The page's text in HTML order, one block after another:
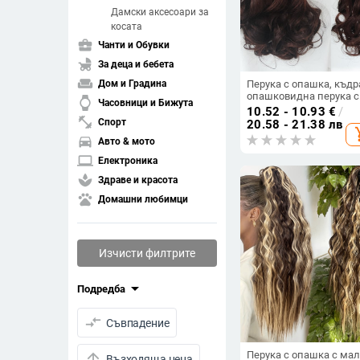
Дамски аксесоари за
косата
business_center Чанти и Обувки
child_friendly За деца и бебета
weekend Дом и Градина
watch Часовници и Бижута
fitness_center Спорт
directions_car Авто & мото
laptop Електроника
spa Здраве и красота
pets Домашни любимци
Изчисти филтрите
Подредба arrow_drop_down
compare_arrows Съвпадение
Перука с опашка,
опашковидна перука с
червена панделка и
гребен за фиксация,
големи вълни,
къдрици в стил Pear
10.52 - 10.93 € /
20.58 - 21.38 лв
Перука с опашка с